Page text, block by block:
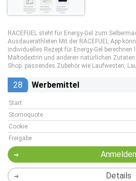
RACEFUEL steht für Energy-Gel zum
Ausdauerathleten Mit der RACEFUEL App
individuelles Rezept für Energy-Gel
Maltodextrin und anderen natürlichen
Shop: passendes Zubehör wie Laufwesten,
28 Werbemittel
Start
Stornoquote
Cookie
Freigabe
Anmelden
Details